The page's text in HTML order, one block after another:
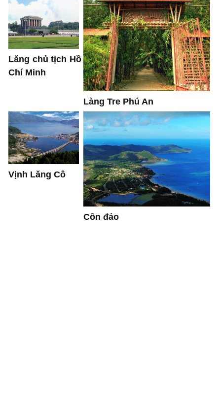
Lăng chủ tịch Hồ
Chí Minh
Làng Tre Phú An
Vịnh Lăng Cô
Côn đảo